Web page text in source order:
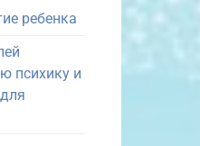
ребенка
психику и